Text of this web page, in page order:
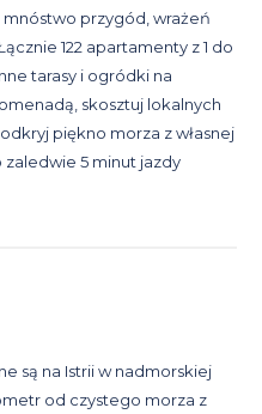
przygód, wrażeń
122 apartamenty z 1 do
tarasy i ogródki na
skosztuj lokalnych
piękno morza z własnej
5 minut jazdy
są na Istrii w nadmorskiej
od czystego morza z